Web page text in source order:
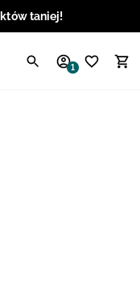
taniej!
1